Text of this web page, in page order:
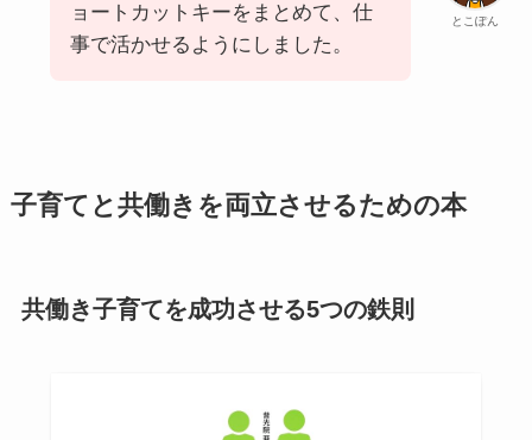
とこぽん
ョートカットキーをまとめて、仕
事で活かせるようにしました。
子育てと共働きを両立させるための本
共働き子育てを成功させる5つの鉄則